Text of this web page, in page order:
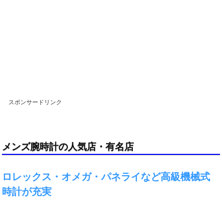
スポンサードリンク
メンズ腕時計の人気店・有名店
ロレックス・オメガ・パネライなど高級機械式
時計が充実